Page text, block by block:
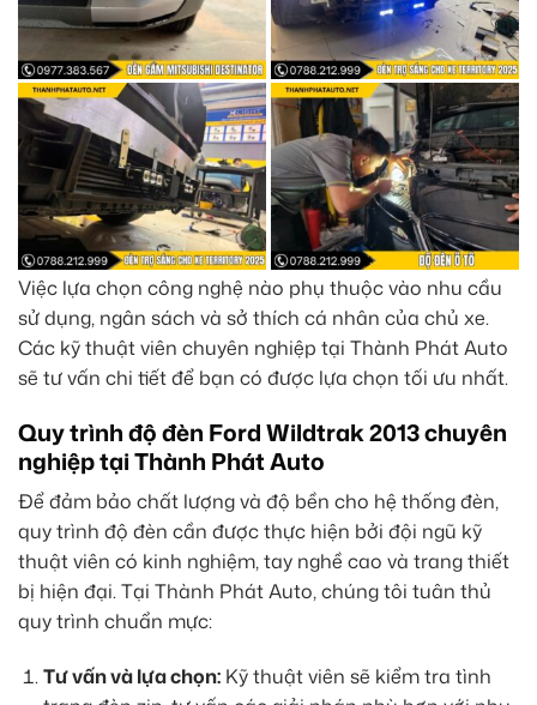
Việc lựa chọn công nghệ nào phụ thuộc vào nhu cầu
sử dụng, ngân sách và sở thích cá nhân của chủ xe.
Các kỹ thuật viên chuyên nghiệp tại Thành Phát Auto
sẽ tư vấn chi tiết để bạn có được lựa chọn tối ưu nhất.
Quy trình độ đèn Ford Wildtrak 2013 chuyên
nghiệp tại Thành Phát Auto
Để đảm bảo chất lượng và độ bền cho hệ thống đèn,
quy trình độ đèn cần được thực hiện bởi đội ngũ kỹ
thuật viên có kinh nghiệm, tay nghề cao và trang thiết
bị hiện đại. Tại Thành Phát Auto, chúng tôi tuân thủ
quy trình chuẩn mực:
Tư vấn và lựa chọn:Kỹ thuật viên sẽ kiểm tra tình